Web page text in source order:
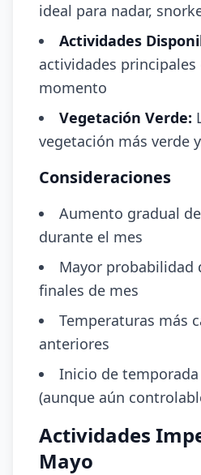
ideal para nadar,
Actividades
actividades
momento
Vegetación Verde:
vegetación más verde
Consideraciones
Aumento gradual
durante el mes
Mayor probabilidad
finales de mes
Temperaturas más
anteriores
Inicio de
(aunque aún
Actividades
Mayo